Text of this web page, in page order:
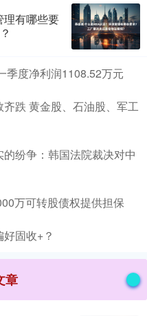
理有哪些要
季度净利润1108.52万元
跌 黄金股、石油股、军工
纷争：韩国法院裁决对中
万可转股债权提供担保
固收+？
章